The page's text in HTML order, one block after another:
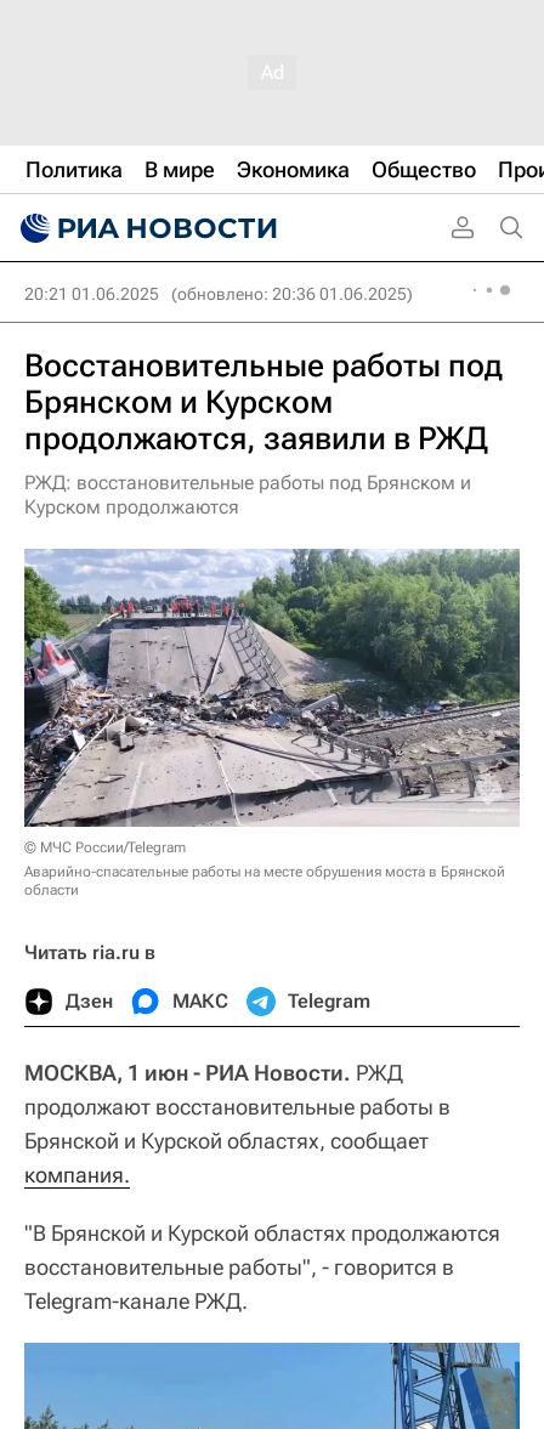
Политика В мире Экономика Общество
20:21 01.06.2025 (обновлено: 20:36 01.06.2025)
Восстановительные работы под
Брянском и Курском
продолжаются, заявили в РЖД
РЖД: восстановительные работы под Брянском и
Курском продолжаются
© МЧС России/Telegram
Аварийно-спасательные работы на месте обрушения моста в Брянской
области
Читать ria.ru в
Дзен МАКС Telegram
МОСКВА, 1 июн - РИА Новости. РЖД
продолжают восстановительные работы в
Брянской и Курской областях, сообщает
компания.
"В Брянской и Курской областях продолжаются
восстановительные работы", - говорится в
Telegram-канале РЖД.